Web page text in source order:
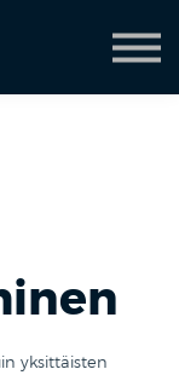
yksittäisten